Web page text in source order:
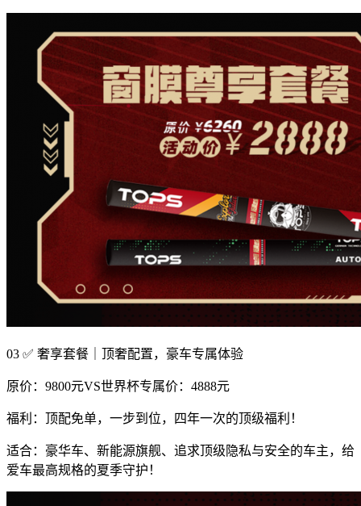
03 ✅ 奢享套餐｜顶奢配置，豪车专属体验
原价：9800元VS世界杯专属价：4888元
福利：顶配免单，一步到位，四年一次的顶级福利！
适合：豪华车、新能源旗舰、追求顶级隐私与安全的车主，给
爱车最高规格的夏季守护！